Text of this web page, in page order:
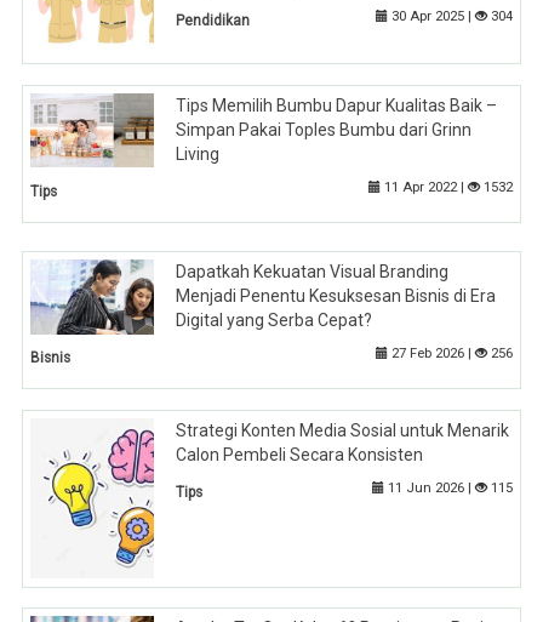
Pendidikan 30 Apr 2025 | 304
Tips Memilih Bumbu Dapur Kualitas Baik –
Simpan Pakai Toples Bumbu dari Grinn
Living
Tips 11 Apr 2022 | 1532
Dapatkah Kekuatan Visual Branding
Menjadi Penentu Kesuksesan Bisnis di Era
Digital yang Serba Cepat?
Bisnis 27 Feb 2026 | 256
Strategi Konten Media Sosial untuk Menarik
Calon Pembeli Secara Konsisten
Tips 11 Jun 2026 | 115